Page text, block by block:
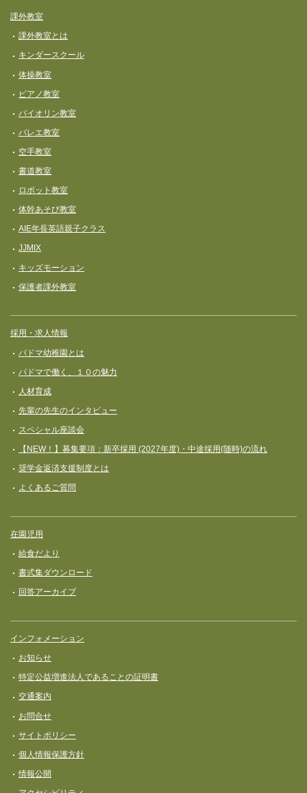
課外教室
課外教室とは
キンダースクール
体操教室
ピアノ教室
バイオリン教室
バレエ教室
空手教室
書道教室
ロボット教室
体幹あそび教室
AIE年長英語親子クラス
JJMIX
キッズモーション
保護者課外教室
採用・求人情報
パドマ幼稚園とは
パドマで働く、１０の魅力
人材育成
先輩の先生のインタビュー
スペシャル座談会
【NEW！】募集要項：新卒採用 (2027年度)・中途採用(随時)の流れ
奨学⾦返済⽀援制度とは
よくあるご質問
在園児用
給食だより
書式集ダウンロード
回答アーカイブ
インフォメーション
お知らせ
特定公益増進法人であることの証明書
交通案内
お問合せ
サイトポリシー
個人情報保護方針
情報公開